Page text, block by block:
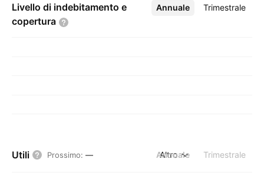
Livello di indebitamento e
copertura
Annuale Trimestrale
Altro
Utili Prossimo: — Annuale Trimestrale
Altro